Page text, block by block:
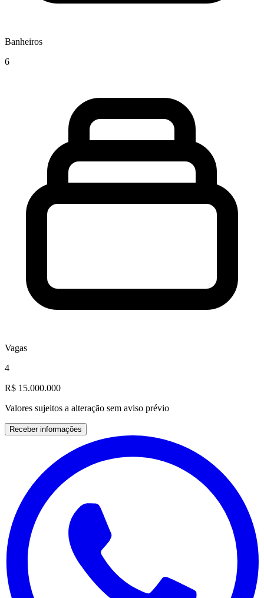
Banheiros
6
Vagas
4
R$ 15.000.000
Valores sujeitos a alteração sem aviso prévio
Receber informações